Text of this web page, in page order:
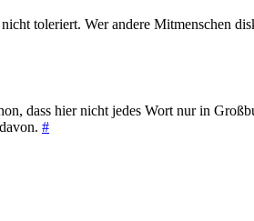
toleriert. Wer andere Mitmenschen
dass hier nicht jedes Wort nur in
#